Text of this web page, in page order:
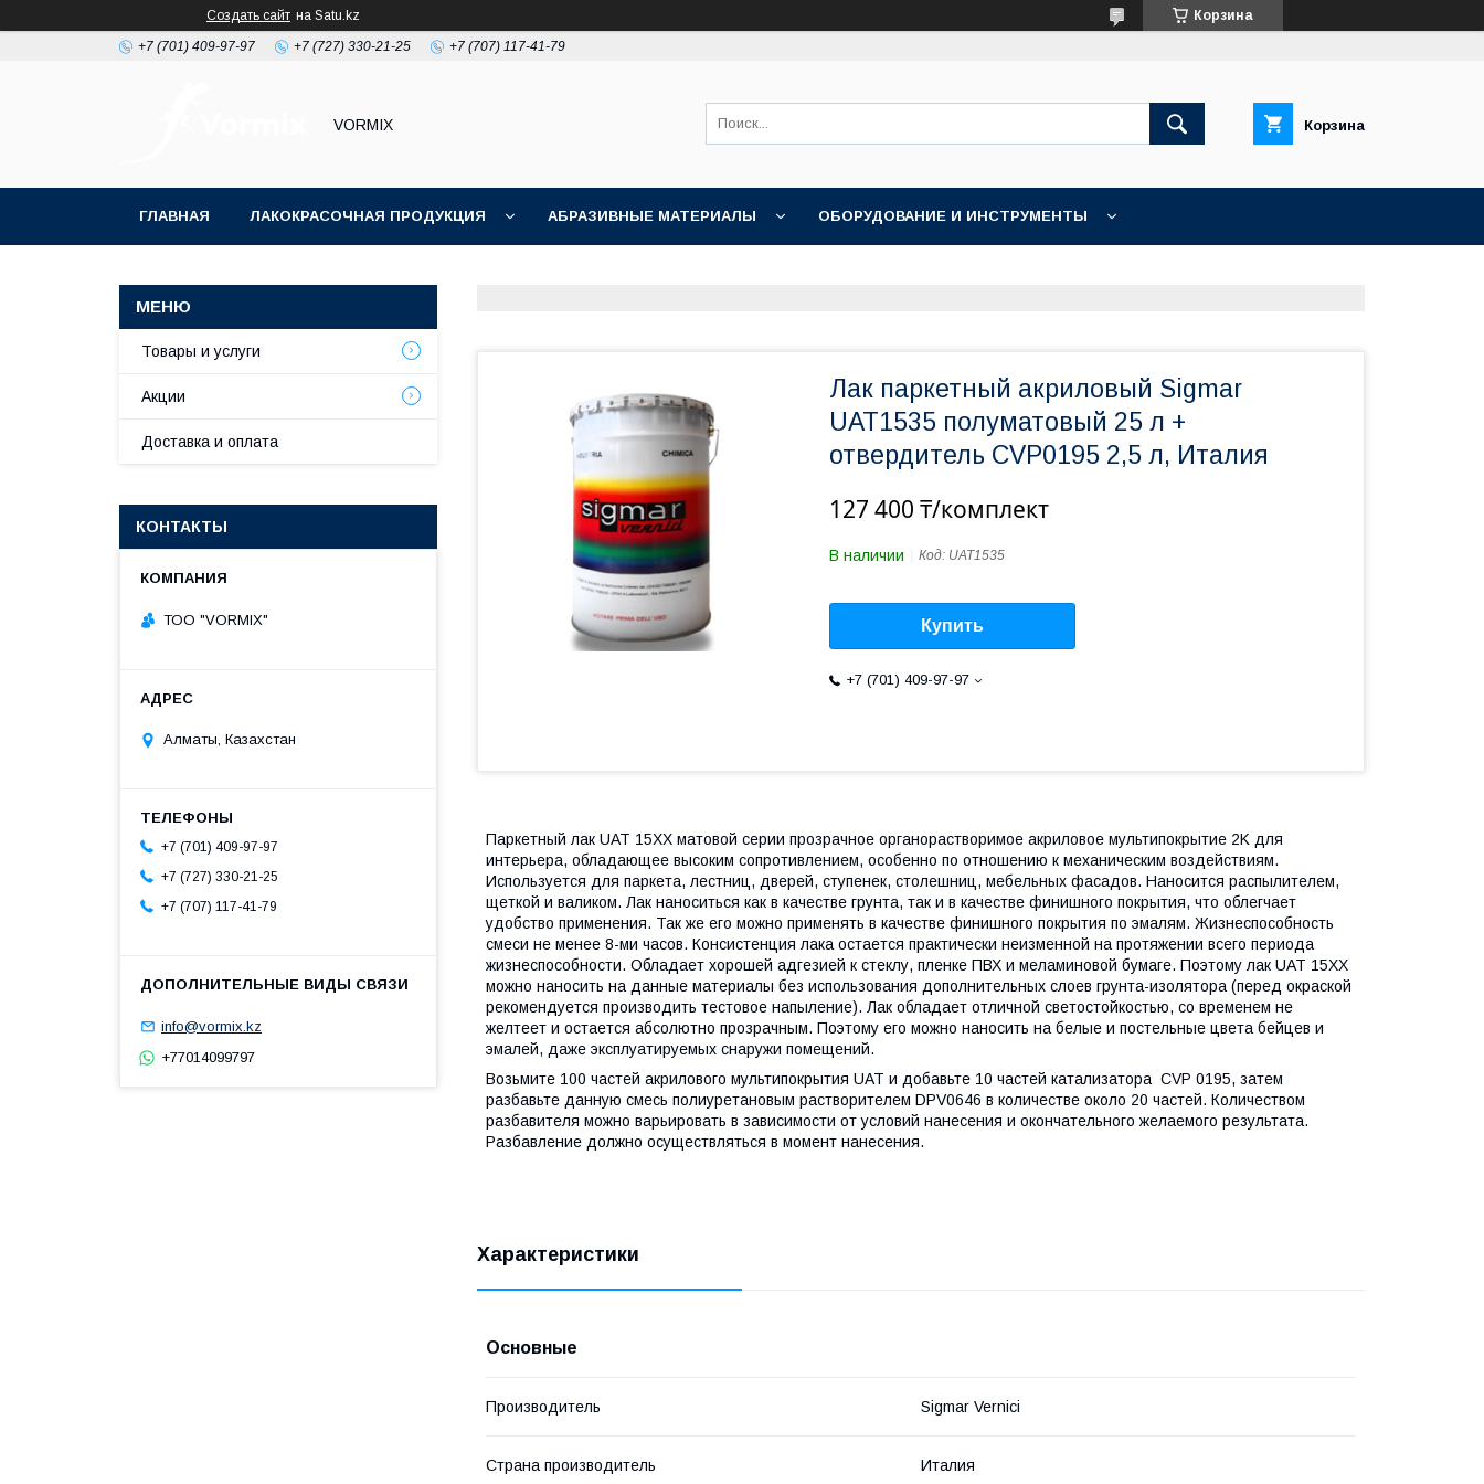
Создать сайт на Satu.kz Корзина
+7 (701) 409-97-97 +7 (727) 330-21-25 +7 (707) 117-41-79
VORMIX Корзина
ГЛАВНАЯ ЛАКОКРАСОЧНАЯ ПРОДУКЦИЯ АБРАЗИВНЫЕ МАТЕРИАЛЫ ОБОРУДОВАНИЕ И ИНСТРУМЕНТЫ
Лак паркетный акриловый Sigmar
UAT1535 полуматовый 25 л +
отвердитель CVP0195 2,5 л, Италия
127 400 ₸/комплект
В наличии Код: UAT1535
Купить
+7 (701) 409-97-97
Паркетный лак UAT 15XX матовой серии прозрачное органорастворимое акриловое мультипокрытие 2K для
интерьера, обладающее высоким сопротивлением, особенно по отношению к механическим воздействиям.
Используется для паркета, лестниц, дверей, ступенек, столешниц, мебельных фасадов. Наносится распылителем,
щеткой и валиком. Лак наноситься как в качестве грунта, так и в качестве финишного покрытия, что облегчает
удобство применения. Так же его можно применять в качестве финишного покрытия по эмалям. Жизнеспособность
смеси не менее 8-ми часов. Консистенция лака остается практически неизменной на протяжении всего периода
жизнеспособности. Обладает хорошей адгезией к стеклу, пленке ПВХ и меламиновой бумаге. Поэтому лак UAT 15ХХ
можно наносить на данные материалы без использования дополнительных слоев грунта-изолятора (перед окраской
рекомендуется производить тестовое напыление). Лак обладает отличной светостойкостью, со временем не
желтеет и остается абсолютно прозрачным. Поэтому его можно наносить на белые и постельные цвета бейцев и
эмалей, даже эксплуатируемых снаружи помещений.
Возьмите 100 частей акрилового мультипокрытия UAT и добавьте 10 частей катализатора CVP 0195, затем
разбавьте данную смесь полиуретановым растворителем DPV0646 в количестве около 20 частей. Количеством
разбавителя можно варьировать в зависимости от условий нанесения и окончательного желаемого результата.
Разбавление должно осуществляться в момент нанесения.
Характеристики
Основные
Производитель Sigmar Vernici
Страна производитель Италия
Товары и услуги
Акции
Доставка и оплата
КОНТАКТЫ
ТОО "VORMIX"
Алматы, Казахстан
+7 (701) 409-97-97
+7 (727) 330-21-25
+7 (707) 117-41-79
info@vormix.kz
+77014099797